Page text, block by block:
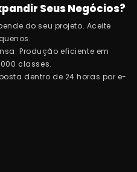
Seus Negócios?
do seu projeto. Aceite
Produção eficiente em
classes.
dentro de 24 horas por e-